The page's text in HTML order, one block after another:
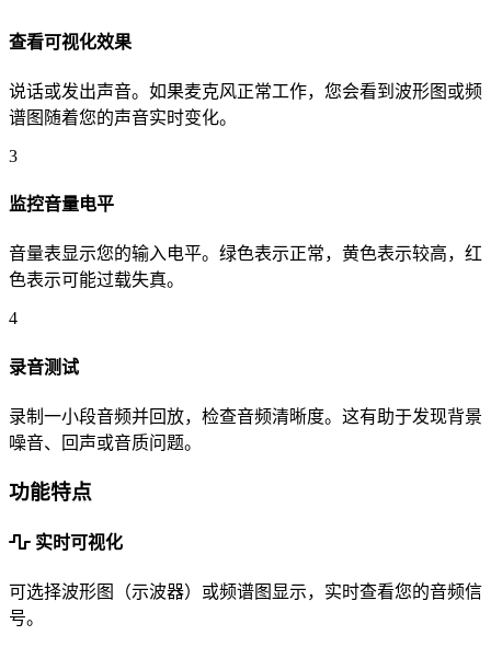
查看可视化效果
说话或发出声音。如果麦克风正常工作，您会看到波形图或频
谱图随着您的声音实时变化。
3
监控音量电平
音量表显示您的输入电平。绿色表示正常，黄色表示较高，红
色表示可能过载失真。
4
录音测试
录制一小段音频并回放，检查音频清晰度。这有助于发现背景
噪音、回声或音质问题。
功能特点
实时可视化
可选择波形图（示波器）或频谱图显示，实时查看您的音频信
号。